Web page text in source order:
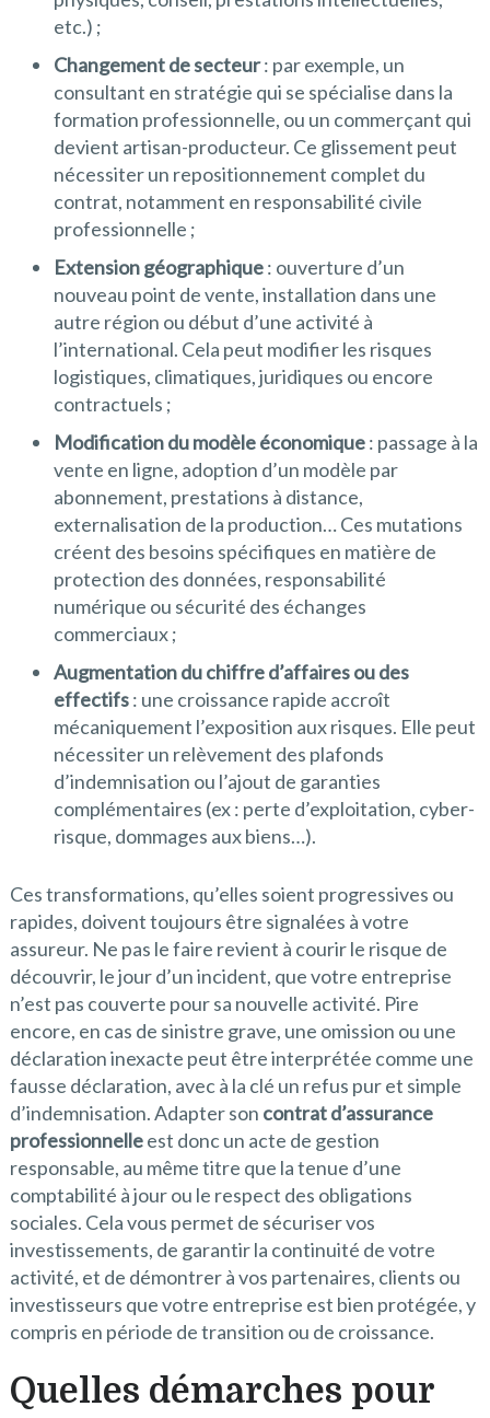
etc.) ;
Changement de secteur: par exemple, un
consultant en stratégie qui se spécialise dans la
formation professionnelle, ou un commerçant qui
devient artisan-producteur. Ce glissement peut
nécessiter un repositionnement complet du
contrat, notamment en responsabilité civile
professionnelle ;
Extension géographique: ouverture d’un
nouveau point de vente, installation dans une
autre région ou début d’une activité à
l’international. Cela peut modifier les risques
logistiques, climatiques, juridiques ou encore
contractuels ;
Modification du modèle économique: passage à la
vente en ligne, adoption d’un modèle par
abonnement, prestations à distance,
externalisation de la production… Ces mutations
créent des besoins spécifiques en matière de
protection des données, responsabilité
numérique ou sécurité des échanges
commerciaux ;
Augmentation du chiffre d’affaires ou des
effectifs: une croissance rapide accroît
mécaniquement l’exposition aux risques. Elle peut
nécessiter un relèvement des plafonds
d’indemnisation ou l’ajout de garanties
complémentaires (ex : perte d’exploitation, cyber-
risque, dommages aux biens…).
Ces transformations, qu’elles soient progressives ou
rapides, doivent toujours être signalées à votre
assureur. Ne pas le faire revient à courir le risque de
découvrir, le jour d’un incident, que votre entreprise
n’est pas couverte pour sa nouvelle activité. Pire
encore, en cas de sinistre grave, une omission ou une
déclaration inexacte peut être interprétée comme une
fausse déclaration, avec à la clé un refus pur et simple
d’indemnisation. Adapter son contrat d’assurance
professionnelleest donc un acte de gestion
responsable, au même titre que la tenue d’une
comptabilité à jour ou le respect des obligations
sociales. Cela vous permet de sécuriser vos
investissements, de garantir la continuité de votre
activité, et de démontrer à vos partenaires, clients ou
investisseurs que votre entreprise est bien protégée, y
compris en période de transition ou de croissance.
Quelles démarches pour